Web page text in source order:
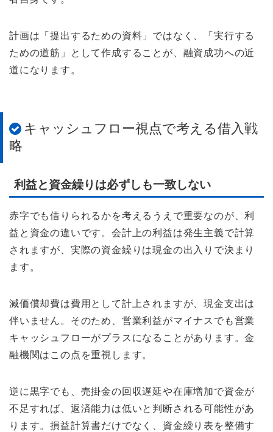
計画は「提出するための資料」ではなく、「実行する
ための道筋」として作成することが、融資成功への近
道になります。
キャッシュフロー視点で考える借入戦
略
利益と資金繰りは必ずしも一致しない
赤字でも借りられるかを考えるうえで重要なのが、利
益と資金の違いです。会計上の利益は発生主義で計算
されますが、実際の資金繰りは現金の出入りで決まり
ます。
減価償却費は費用として計上されますが、現金支出は
伴いません。そのため、営業利益がマイナスでも営業
キャッシュフローがプラスになることがあります。金
融機関はこの点を重視します。
逆に黒字でも、売掛金の回収遅延や在庫増加で資金が
不足すれば、返済能力は低いと判断される可能性があ
ります。損益計算書だけでなく、資金繰り表を整備す